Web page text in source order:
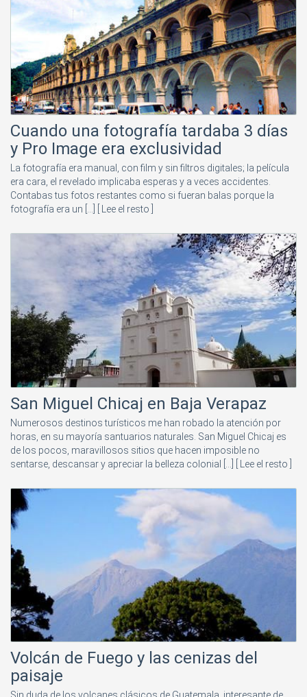
Cuando una fotografía tardaba 3 días
y Pro Image era exclusividad
La fotografía era manual, con film y sin filtros digitales; la película
era cara, el revelado implicaba esperas y a veces accidentes.
Contabas tus fotos restantes como si fueran balas porque la
fotografía era un [...]
[ Lee el resto ]
San Miguel Chicaj en Baja Verapaz
Numerosos destinos turísticos me han robado la atención por
horas, en su mayoría santuarios naturales. San Miguel Chicaj es
de los pocos, maravillosos sitios que hacen imposible no
sentarse, descansar y apreciar la belleza colonial [...]
[ Lee el resto ]
Volcán de Fuego y las cenizas del
paisaje